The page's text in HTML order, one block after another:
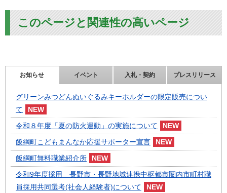
このページと関連性の高いページ
お知らせ イベント 入札・契約 プレスリリース
グリーンみつどんぬいぐるみキーホルダーの限定販売につい
て
令和８年度「夏の防火運動」の実施について
飯綱町こどもまんなか応援サポーター宣言
飯綱町無料職業紹介所
令和9年度採用 長野市・長野地域連携中枢都市圏内市町村職
員採用共同選考(社会人経験者)について